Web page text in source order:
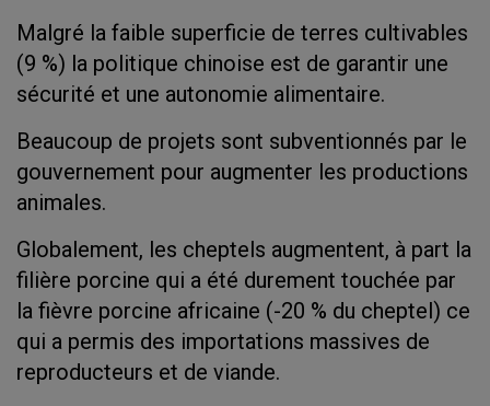
Malgré la faible superficie de terres cultivables
(9 %) la politique chinoise est de garantir une
sécurité et une autonomie alimentaire.
Beaucoup de projets sont subventionnés par le
gouvernement pour augmenter les productions
animales.
Globalement, les cheptels augmentent, à part la
filière porcine qui a été durement touchée par
la fièvre porcine africaine (-20 % du cheptel) ce
qui a permis des importations massives de
reproducteurs et de viande.